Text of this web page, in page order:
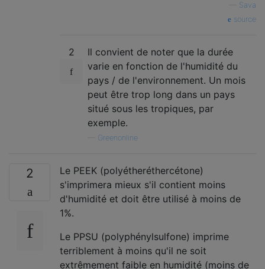
Sava
source
2
Il convient de noter que la durée
varie en fonction de l'humidité du
pays / de l'environnement. Un mois
peut être trop long dans un pays
situé sous les tropiques, par
exemple.
Greenonline
2
Le PEEK (polyétheréthercétone)
s'imprimera mieux s'il contient moins
d'humidité et doit être utilisé à moins de
1%.
Le PPSU (polyphénylsulfone) imprime
terriblement à moins qu'il ne soit
extrêmement faible en humidité (moins de